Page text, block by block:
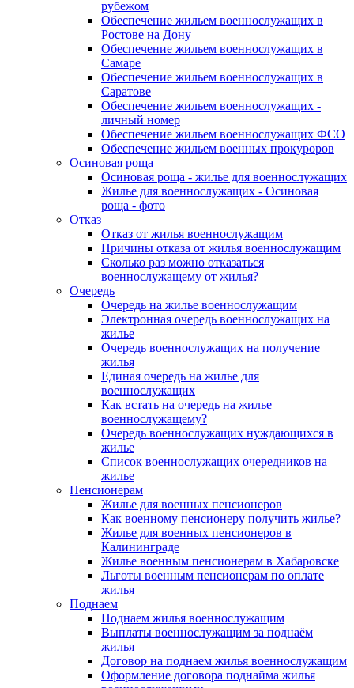
рубежом
Обеспечение жильем военнослужащих в
Ростове на Дону
Обеспечение жильем военнослужащих в
Самаре
Обеспечение жильем военнослужащих в
Саратове
Обеспечение жильем военнослужащих -
личный номер
Обеспечение жильем военнослужащих ФСО
Обеспечение жильем военных прокуроров
Осиновая роща
Осиновая роща - жилье для военнослужащих
Жилье для военнослужащих - Осиновая
роща - фото
Отказ
Отказ от жилья военнослужащим
Причины отказа от жилья военнослужащим
Сколько раз можно отказаться
военнослужащему от жилья?
Очередь
Очередь на жилье военнослужащим
Электронная очередь военнослужащих на
жилье
Очередь военнослужащих на получение
жилья
Единая очередь на жилье для
военнослужащих
Как встать на очередь на жилье
военнослужащему?
Очередь военнослужащих нуждающихся в
жилье
Список военнослужащих очередников на
жилье
Пенсионерам
Жилье для военных пенсионеров
Как военному пенсионеру получить жилье?
Жилье для военных пенсионеров в
Калининграде
Жилье военным пенсионерам в Хабаровске
Льготы военным пенсионерам по оплате
жилья
Поднаем
Поднаем жилья военнослужащим
Выплаты военнослужащим за поднаём
жилья
Договор на поднаем жилья военнослужащим
Оформление договора поднайма жилья